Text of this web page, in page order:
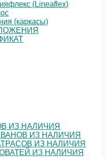
(Lineaflex)
(каркасы)
ИЗ НАЛИЧИЯ
ИЗ НАЛИЧИЯ
ИЗ НАЛИЧИЯ
ИЗ НАЛИЧИЯ